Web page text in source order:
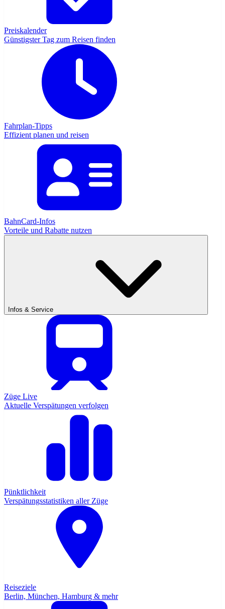
Preiskalender
Günstigster Tag zum Reisen finden
Fahrplan-Tipps
Effizient planen und reisen
BahnCard-Infos
Vorteile und Rabatte nutzen
Infos & Service
Züge Live
Aktuelle Verspätungen verfolgen
Pünktlichkeit
Verspätungsstatistiken aller Züge
Reiseziele
Berlin, München, Hamburg & mehr